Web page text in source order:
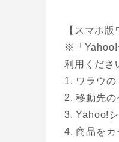
【スマホ
※「Yahoo!
利用くださ
ワラウ
移動先
Yahoo!
商品をカ